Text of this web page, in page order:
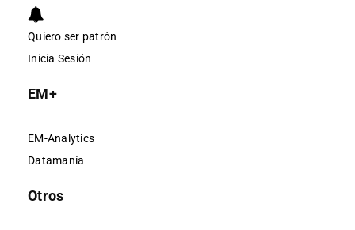
Quiero ser patrón
Inicia Sesión
EM+
EM-Analytics
Datamanía
Otros